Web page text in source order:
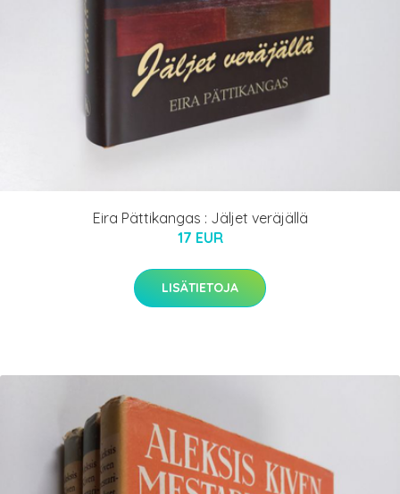
Eira Pättikangas : Jäljet veräjällä
17 EUR
LISÄTIETOJA